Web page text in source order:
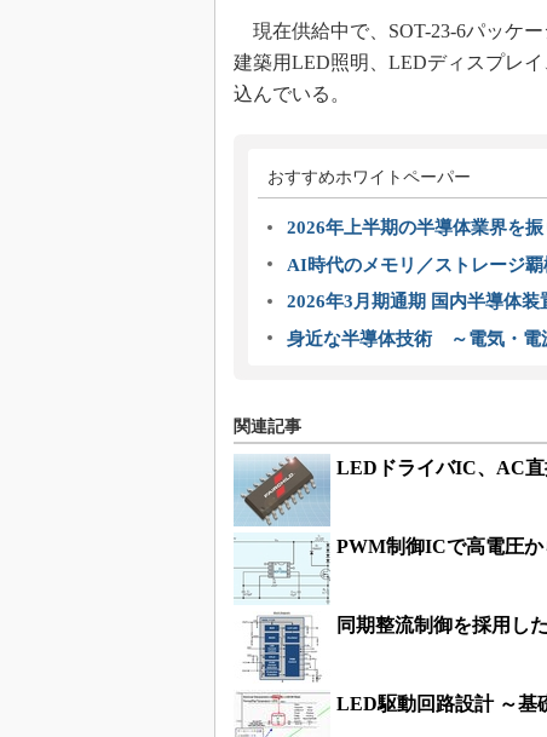
現在供給中で、SOT-23-6パッケ
建築用LED照明、LEDディスプレ
込んでいる。
おすすめホワイトペーパー
2026年上半期の半導体業界を
AI時代のメモリ／ストレージ
2026年3月期通期 国内半導体
身近な半導体技術 ～電気・電
関連記事
LEDドライバIC、AC
PWM制御ICで高電圧
同期整流制御を採用し
LED駆動回路設計 ～基